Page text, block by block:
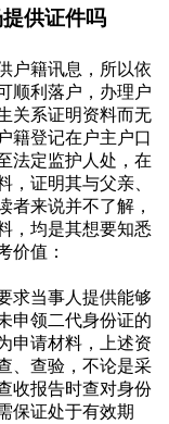
供证件吗
户籍讯息，所以依
顺利落户，办理户
关系证明资料而无
籍登记在户主户口
法定监护人处，在
，证明其与父亲、
者来说并不了解，
，均是其想要知悉
价值：
求当事人提供能够
申领二代身份证的
申请材料，上述资
、查验，不论是采
收报告时查对身份
保证处于有效期